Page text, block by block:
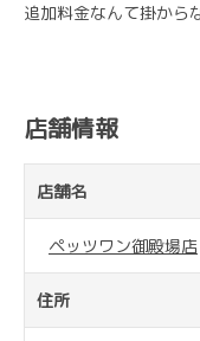
追加料金なんて掛から
店舗情報
店舗名
ペッツワン御殿場店
住所